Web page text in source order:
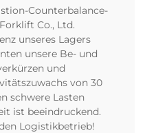
Counterbalance-
Co., Ltd.
unseres Lagers
unsere Be- und
und
von 30
schwere Lasten
ist beeindruckend.
Logistikbetrieb!